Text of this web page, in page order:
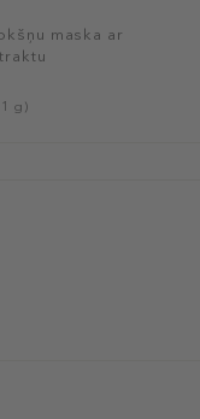
maska ar
g)